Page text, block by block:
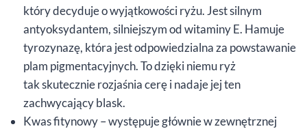
który decyduje o wyjątkowości ryżu. Jest silnym
antyoksydantem, silniejszym od witaminy E. Hamuje
tyrozynazę, która jest odpowiedzialna za powstawanie
plam pigmentacyjnych. To dzięki niemu ryż
tak skutecznie rozjaśnia cerę i nadaje jej ten
zachwycający blask.
Kwas fitynowy – występuje głównie w zewnętrznej